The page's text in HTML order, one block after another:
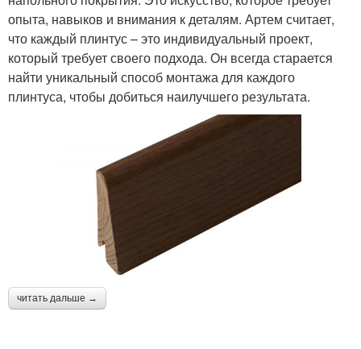
опыта, навыков и внимания к деталям. Артем считает,
что каждый плинтус – это индивидуальный проект,
который требует своего подхода. Он всегда старается
найти уникальный способ монтажа для каждого
плинтуса, чтобы добиться наилучшего результата.
читать дальше →